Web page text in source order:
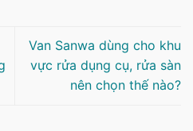
Van Sanwa dùng cho khu
vực rửa dụng cụ, rửa sàn
nên chọn thế nào?